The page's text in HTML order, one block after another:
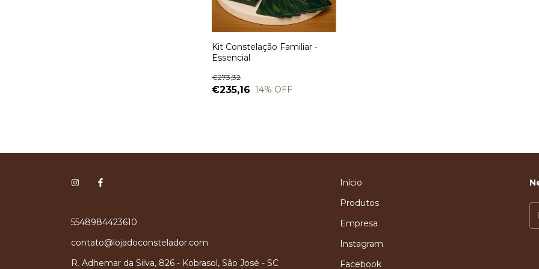
Kit Constelação Familiar -
Essencial
€235,16
€273,32
14% OFF
5548984423610
contato@lojadoconstelador.com
R. Adhemar da Silva, 826 - Kobrasol, São José - SC
Início
Produtos
Empresa
Instagram
Facebook